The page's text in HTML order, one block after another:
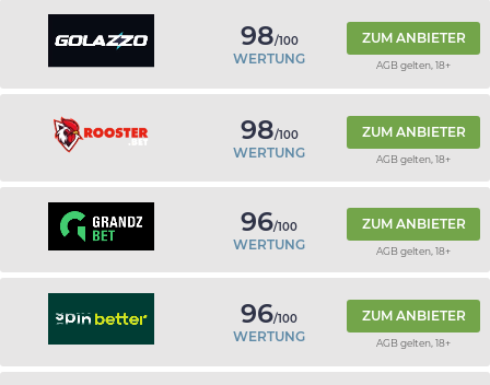
98/100
WERTUNG
ZUM ANBIETER
AGB gelten, 18+
98/100
WERTUNG
ZUM ANBIETER
AGB gelten, 18+
96/100
WERTUNG
ZUM ANBIETER
AGB gelten, 18+
96/100
WERTUNG
ZUM ANBIETER
AGB gelten, 18+